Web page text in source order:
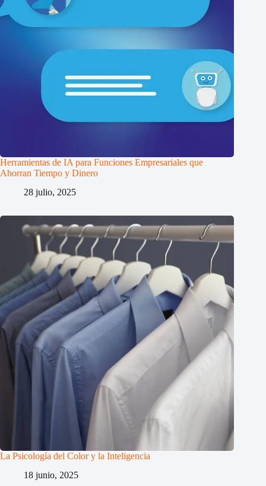
Herramientas de IA para Funciones Empresariales que
Ahorran Tiempo y Dinero
28 julio, 2025
La Psicología del Color y la Inteligencia
18 junio, 2025